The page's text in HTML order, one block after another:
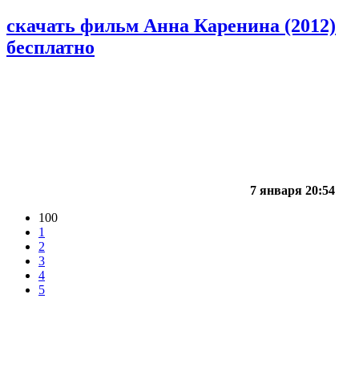
скачать фильм Анна Каренина (2012)
бесплатно
7 января 20:54
100
1
2
3
4
5